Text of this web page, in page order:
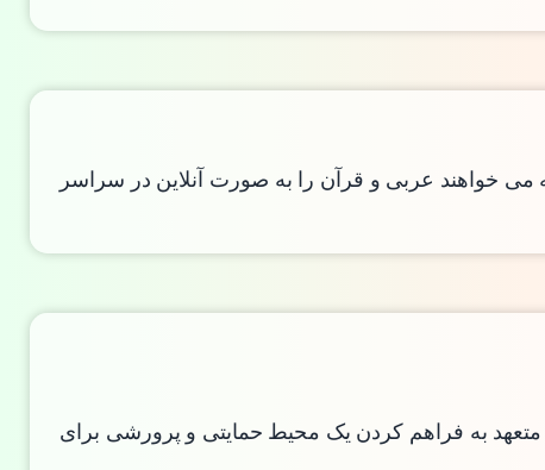
می خواهند عربی و قرآن را به صورت آنلاین در سراسر
متعهد به فراهم کردن یک محیط حمایتی و پرورشی برای